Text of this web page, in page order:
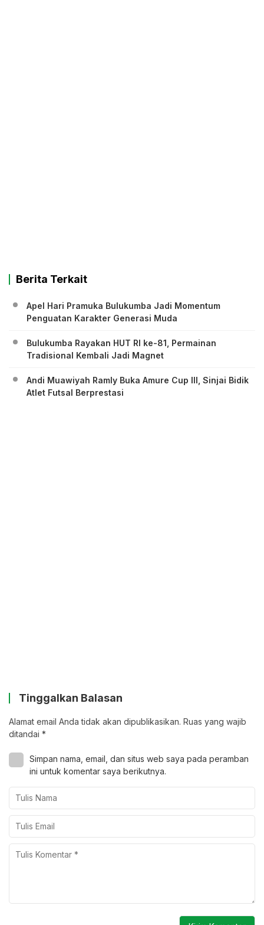
Berita Terkait
Apel Hari Pramuka Bulukumba Jadi Momentum
Penguatan Karakter Generasi Muda
Bulukumba Rayakan HUT RI ke-81, Permainan
Tradisional Kembali Jadi Magnet
Andi Muawiyah Ramly Buka Amure Cup III, Sinjai Bidik
Atlet Futsal Berprestasi
Tinggalkan Balasan
Alamat email Anda tidak akan dipublikasikan. Ruas yang wajib
ditandai *
Simpan nama, email, dan situs web saya pada peramban
ini untuk komentar saya berikutnya.